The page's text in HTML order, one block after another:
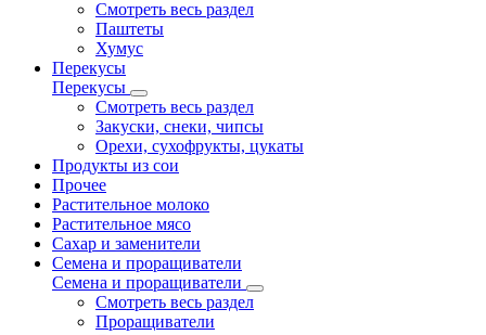
Смотреть весь раздел
Паштеты
Хумус
Перекусы
Перекусы
Смотреть весь раздел
Закуски, снеки, чипсы
Орехи, сухофрукты, цукаты
Продукты из сои
Прочее
Растительное молоко
Растительное мясо
Сахар и заменители
Семена и проращиватели
Семена и проращиватели
Смотреть весь раздел
Проращиватели